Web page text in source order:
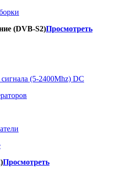
(DVB-S2)Просмотреть
(5-2400Mhz) DC
Просмотреть